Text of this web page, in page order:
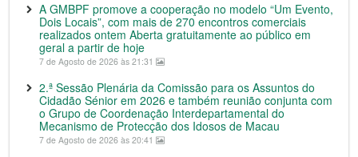
A GMBPF promove a cooperação no modelo “Um Evento,
Dois Locais”, com mais de 270 encontros comerciais
realizados ontem Aberta gratuitamente ao público em
geral a partir de hoje
7 de Agosto de 2026 às 21:31
2.ª Sessão Plenária da Comissão para os Assuntos do
Cidadão Sénior em 2026 e também reunião conjunta com
o Grupo de Coordenação Interdepartamental do
Mecanismo de Protecção dos Idosos de Macau
7 de Agosto de 2026 às 20:41